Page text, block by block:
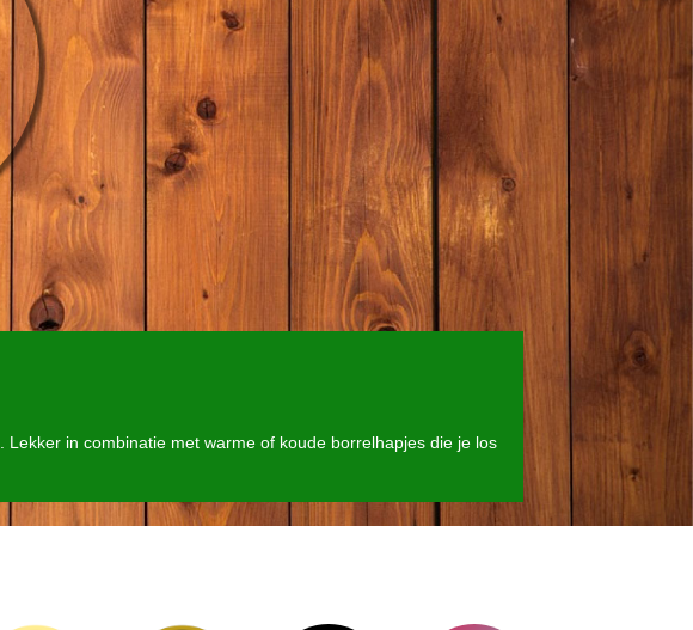
in combinatie met warme of koude borrelhapjes die je los